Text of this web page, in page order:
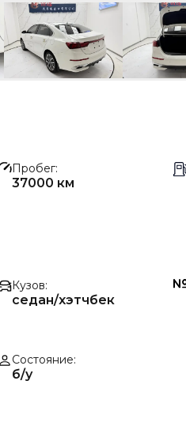
Пробег
37000 км
Кузов
седан/хэтчбек
Состояние
б/у